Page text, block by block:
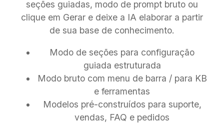
seções guiadas, modo de prompt bruto ou
clique em Gerar e deixe a IA elaborar a partir
de sua base de conhecimento.
Modo de seções para configuração
guiada estruturada
Modo bruto com menu de barra / para KB
e ferramentas
Modelos pré-construídos para suporte,
vendas, FAQ e pedidos